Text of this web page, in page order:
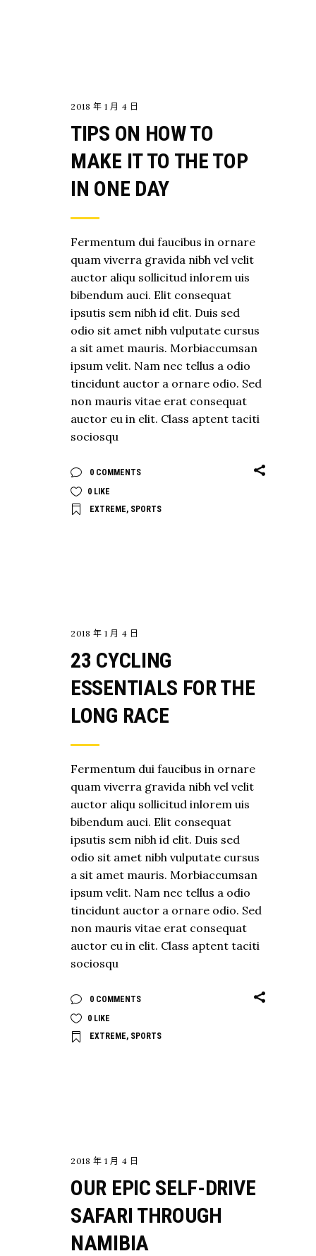
2018 年 1 月 4 日
TIPS ON HOW TO
MAKE IT TO THE TOP
IN ONE DAY
Fermentum dui faucibus in ornare
quam viverra gravida nibh vel velit
auctor aliqu sollicitud inlorem uis
bibendum auci. Elit consequat
ipsutis sem nibh id elit. Duis sed
odio sit amet nibh vulputate cursus
a sit amet mauris. Morbiaccumsan
ipsum velit. Nam nec tellus a odio
tincidunt auctor a ornare odio. Sed
non mauris vitae erat consequat
auctor eu in elit. Class aptent taciti
sociosqu
0 COMMENTS
0 LIKE
EXTREME, SPORTS
2018 年 1 月 4 日
23 CYCLING
ESSENTIALS FOR THE
LONG RACE
Fermentum dui faucibus in ornare
quam viverra gravida nibh vel velit
auctor aliqu sollicitud inlorem uis
bibendum auci. Elit consequat
ipsutis sem nibh id elit. Duis sed
odio sit amet nibh vulputate cursus
a sit amet mauris. Morbiaccumsan
ipsum velit. Nam nec tellus a odio
tincidunt auctor a ornare odio. Sed
non mauris vitae erat consequat
auctor eu in elit. Class aptent taciti
sociosqu
0 COMMENTS
0 LIKE
EXTREME, SPORTS
2018 年 1 月 4 日
OUR EPIC SELF-DRIVE
SAFARI THROUGH
NAMIBIA